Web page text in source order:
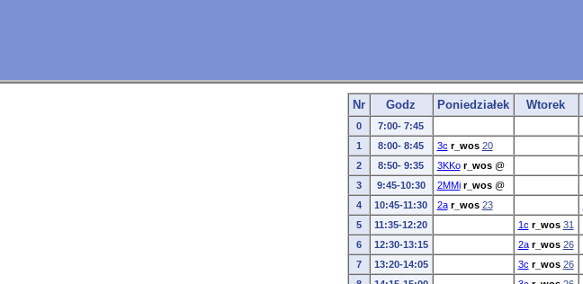
Nr Godz Poniedziałek Wtorek
0
7:00- 7:45
1
8:00- 8:45 3c r_wos 20
2
8:50- 9:35 3KKo r_wos @
3
9:45-10:30 2MMi r_wos @
4
10:45-11:30 2a r_wos 23
5
11:35-12:20 1c r_wos 31
6
12:30-13:15 2a r_wos 26
7
13:20-14:05 3c r_wos 26